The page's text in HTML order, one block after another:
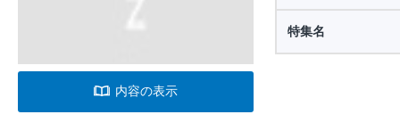
内容の表示
特集名